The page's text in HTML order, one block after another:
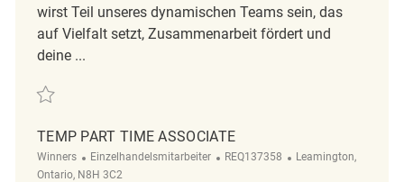
wirst Teil unseres dynamischen Teams sein, das
auf Vielfalt setzt, Zusammenarbeit fördert und
deine ...
Retten Retail Store Associate Part Time Winners – Walker square
TEMP PART TIME ASSOCIATE
Winners Kategorie
Einzelhandelsmitarbeiter ReqId
REQ137358 Ort
Leamington,
Ontario, N8H 3C2